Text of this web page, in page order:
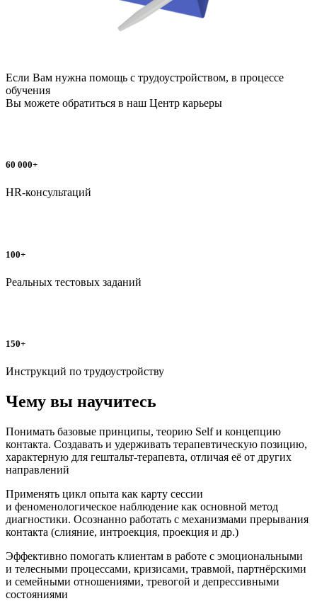
Если Вам нужна помощь с трудоустройством, в процессе
обучения
Вы можете обратиться в наш Центр карьеры
60 000+
HR-консультаций
100+
Реальных тестовых заданий
150+
Инструкций по трудоустройству
Чему вы научитесь
Понимать базовые принципы, теорию Self и концепцию
контакта. Создавать и удерживать терапевтическую позицию,
характерную для гештальт-терапевта, отличая её от других
направлений
Применять цикл опыта как карту сессии
и феноменологическое наблюдение как основной метод
диагностики. Осознанно работать с механизмами прерывания
контакта (слияние, интроекция, проекция и др.)
Эффективно помогать клиентам в работе с эмоциональными
и телесными процессами, кризисами, травмой, партнёрскими
и семейными отношениями, тревогой и депрессивными
состояниями